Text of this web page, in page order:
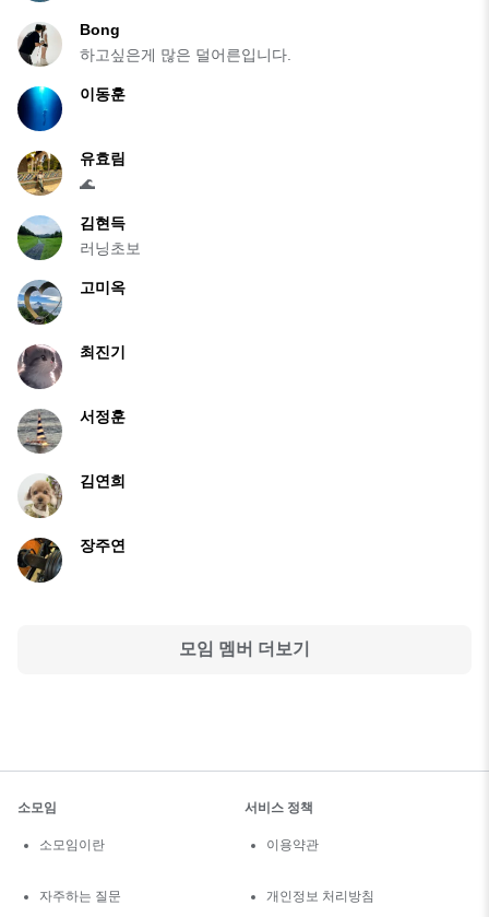
Bong
하고싶은게 많은 덜어른입니다.
이동훈
유효림
🌊
김현득
러닝초보
고미옥
최진기
서정훈
김연희
장주연
모임 멤버 더보기
소모임
소모임이란
자주하는 질문
서비스 정책
이용약관
개인정보 처리방침